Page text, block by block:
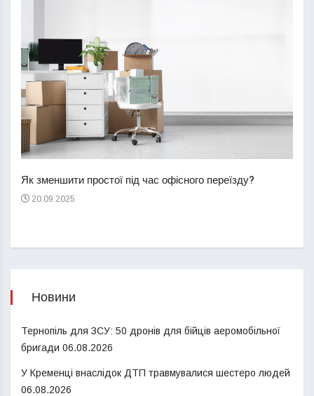
Як зменшити простої під час офісного переїзду?
20.09.2025
Новини
Тернопіль для ЗСУ: 50 дронів для бійців аеромобільної
бригади 06.08.2026
У Кременці внаслідок ДТП травмувалися шестеро людей
06.08.2026